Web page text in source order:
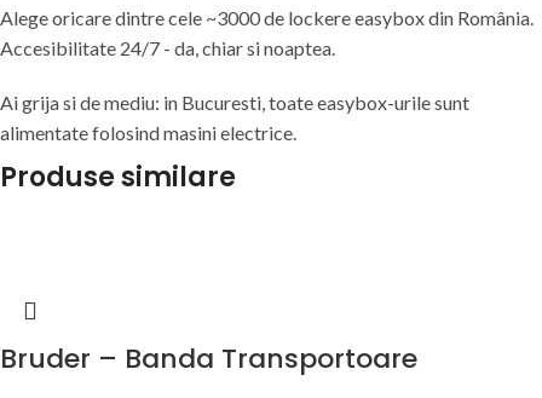
Alege oricare dintre cele ~3000 de lockere easybox din România
Accesibilitate 24/7 - da, chiar si noaptea.
Ai grija si de mediu: in Bucuresti, toate easybox-urile sunt
alimentate folosind masini electrice.
Produse similare
Bruder – Banda Transportoare